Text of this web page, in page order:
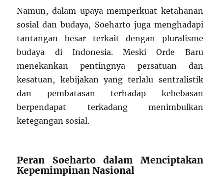
Namun, dalam upaya memperkuat ketahanan
sosial dan budaya, Soeharto juga menghadapi
tantangan besar terkait dengan pluralisme
budaya di Indonesia. Meski Orde Baru
menekankan pentingnya persatuan dan
kesatuan, kebijakan yang terlalu sentralistik
dan pembatasan terhadap kebebasan
berpendapat terkadang menimbulkan
ketegangan sosial.
Peran Soeharto dalam Menciptakan
Kepemimpinan Nasional